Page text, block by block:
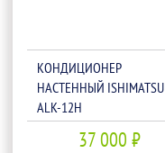
КОНДИЦИОНЕР
НАСТЕННЫЙ ISHIMATSU
ALK-12H
37 000 ₽